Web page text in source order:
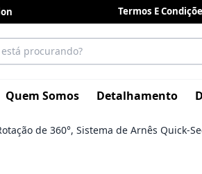
Termos E
Quem Somos Detalhamento
de 360°, Sistema de Arnês Quick-